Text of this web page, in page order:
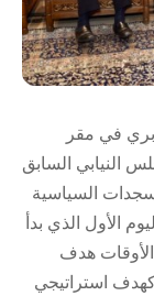
في مقر
النيابي السابق
السياسية
الأول الذي بدأ
هدف
استراتيجي